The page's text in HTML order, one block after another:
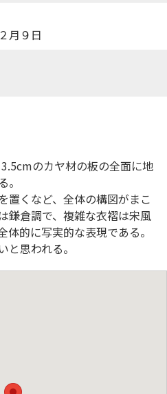
月９日
のカヤ材の板の全面に地
置くなど、全体の構図がまこ
鎌倉調で、複雑な衣褶は宋風
体的に写実的な表現である。
思われる。